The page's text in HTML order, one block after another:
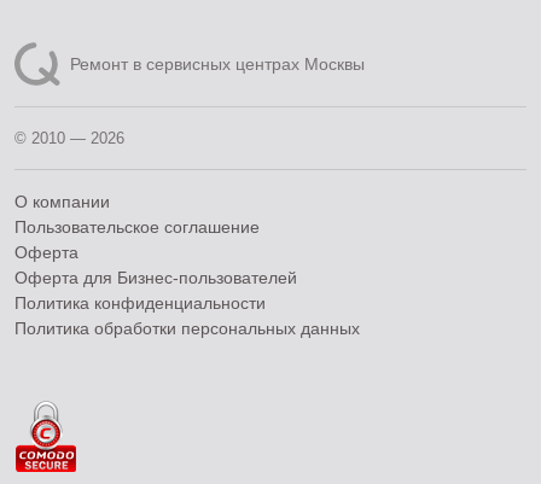
Ремонт в сервисных центрах Москвы
© 2010 — 2026
О компании
Пользовательское соглашение
Оферта
Оферта для Бизнес-пользователей
Политика конфиденциальности
Политика обработки персональных данных